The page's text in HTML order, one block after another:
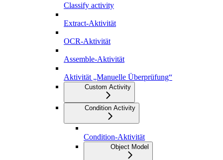
Classify activity
Extract-Aktivität
OCR-Aktivität
Assemble-Aktivität
Aktivität „Manuelle Überprüfung“
Custom Activity
Condition Activity
Condition-Aktivität
Object Model